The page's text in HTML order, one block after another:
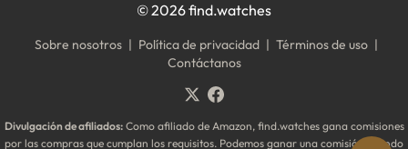
©2026find.watches
Sobre nosotros | Política de privacidad | Términos de uso |
Contáctanos
Divulgación de afiliados:Como afiliado de Amazon, find.watches gana comisiones
por las compras que cumplan los requisitos. Podemos ganar una comisión cuando